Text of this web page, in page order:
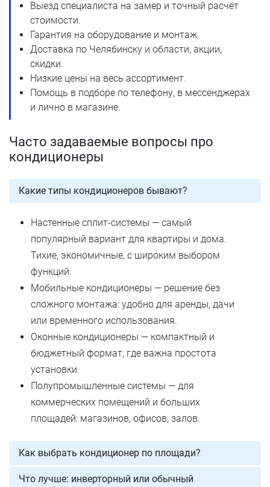
Выезд специалиста на замер и точный расчёт
стоимости.
Гарантия на оборудование и монтаж.
Доставка по Челябинску и области, акции,
скидки.
Низкие цены на весь ассортимент.
Помощь в подборе по телефону, в мессенджерах
и лично в магазине.
Часто задаваемые вопросы про
кондиционеры
Какие типы кондиционеров бывают?
Настенные сплит-системы — самый
популярный вариант для квартиры и дома.
Тихие, экономичные, с широким выбором
функций.
Мобильные кондиционеры — решение без
сложного монтажа: удобно для аренды, дачи
или временного использования.
Оконные кондиционеры — компактный и
бюджетный формат, где важна простота
установки.
Полупромышленные системы — для
коммерческих помещений и больших
площадей: магазинов, офисов, залов.
Как выбрать кондиционер по площади?
Что лучше: инверторный или обычный